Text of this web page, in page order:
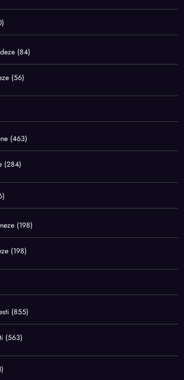
(84)
(56)
(463)
(284)
(198)
(198)
(855)
(563)